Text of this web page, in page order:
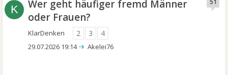
K
Wer geht häufiger fremd Männer
oder Frauen?
KlarDenken 2 3 4
51
29.07.2026 19:14 Akelei76